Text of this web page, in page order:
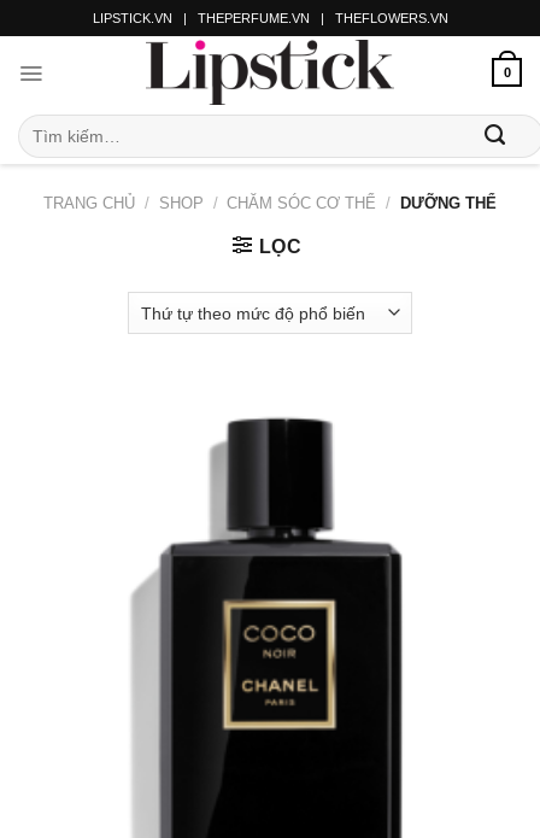
LIPSTICK.VN | THEPERFUME.VN | THEFLOWERS.VN
0
TRANG CHỦ / SHOP / CHĂM SÓC CƠ THỂ / DƯỠNG THỂ
LỌC